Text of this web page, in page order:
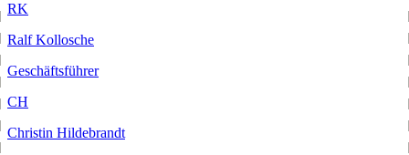
RK
Ralf Kollosche
Geschäftsführer
CH
Christin Hildebrandt